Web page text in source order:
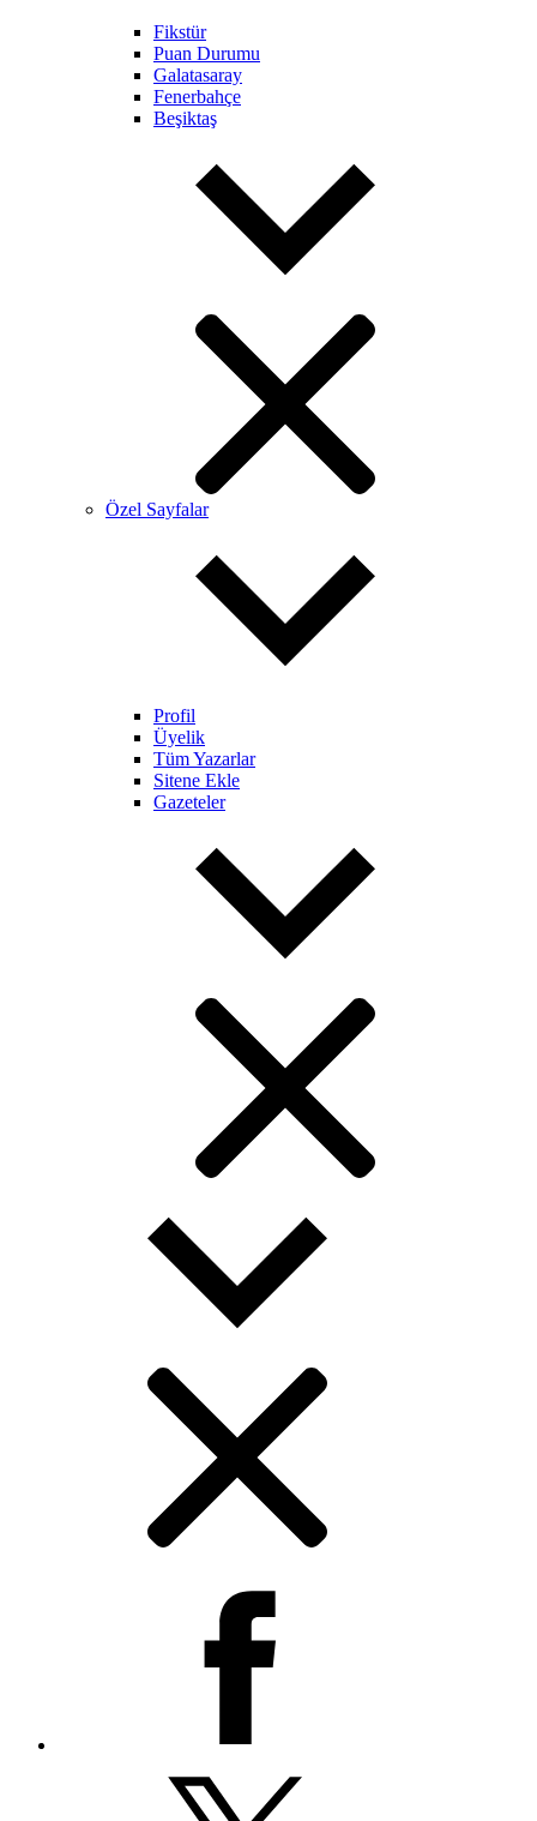
Fikstür
Puan Durumu
Galatasaray
Fenerbahçe
Beşiktaş
Özel Sayfalar
Profil
Üyelik
Tüm Yazarlar
Sitene Ekle
Gazeteler